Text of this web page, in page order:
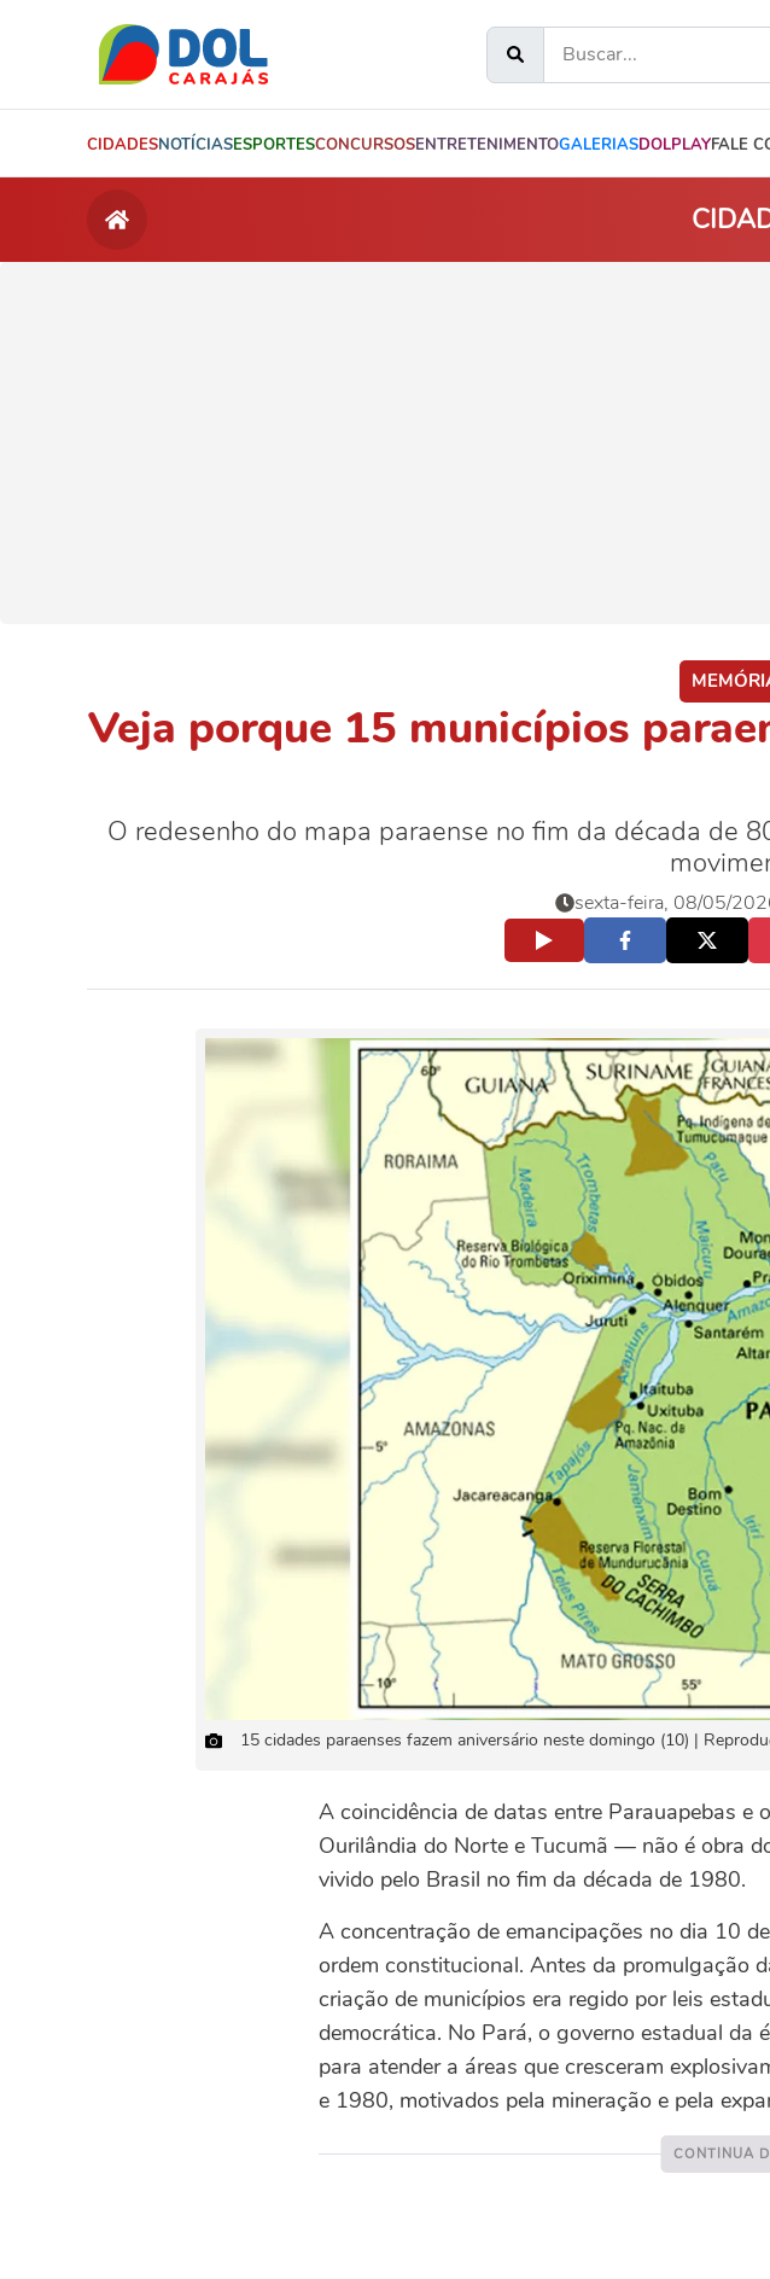
CIDADESNOTÍCIASESPORTESCONCURSOSENTRETENIMENTOGALERIASDOLPLAYFALE
Veja porque 15 municípios
O redesenho do mapa paraense no fim da década de
sexta-feira, 08/05/
15 cidades paraenses fazem aniversário neste domingo (10) |
A coincidência de datas entre Parauapebas
Ourilândia do Norte e Tucumã — não é obra
vivido pelo Brasil no fim da década de 1980.
A concentração de emancipações no dia 10
ordem constitucional. Antes da promulgação
criação de municípios era regido por leis
democrática. No Pará, o governo estadual da
para atender a áreas que cresceram
e 1980, motivados pela mineração e pela